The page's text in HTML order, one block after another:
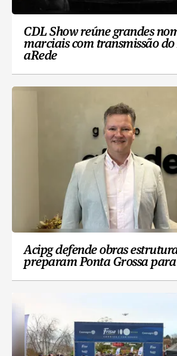
CDL Show reúne grandes
marciais com transmissão
aRede
Acipg defende obras
preparam Ponta Grossa